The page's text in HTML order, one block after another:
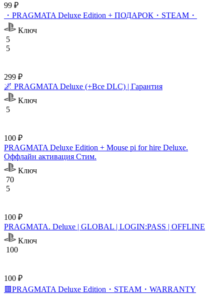
99 ₽
・PRAGMATA Deluxe Edition + ПОДАРОК・STEAM・
Ключ
5
5
299 ₽
🌌 PRAGMATA Deluxe (+Все DLC) | Гарантия
Ключ
5
100 ₽
PRAGMATA Deluxe Edition + Mouse pi for hire Deluxe.
Оффлайн активация Cтим.
Ключ
70
5
100 ₽
PRAGMATA. Deluxe | GLOBAL | LOGIN:PASS | OFFLINE
Ключ
100
100 ₽
🟥PRAGMATA Deluxe Edition・STEAM・WARRANTY